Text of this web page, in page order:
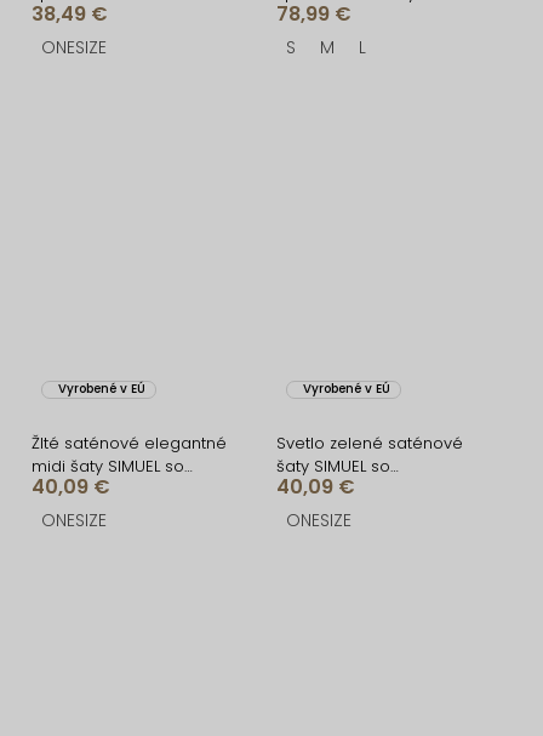
šaty ARANKA na ramienka
38,49 €
ONESIZE
CELLINES
78,99 €
S M L
Vyrobené v EÚ
Žlté saténové elegantné
midi šaty SIMUEL so
šnurovaním
40,09 €
ONESIZE
Vyrobené v EÚ
Svetlo zelené saténové
šaty SIMUEL so
šnurovaním
40,09 €
ONESIZE